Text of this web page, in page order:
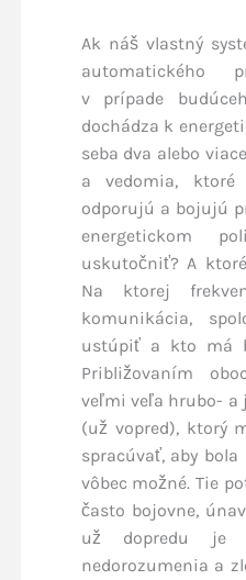
Ak náš vlastný
automatického
v prípade
dochádza k
seba dva alebo
a vedomia,
odporujú a bojujú
energetickom
uskutočniť? A
Na ktorej
komunikácia,
ustúpiť a kto má
Približovaním
veľmi veľa hrubo- a
(už vopred), ktorý
spracúvať, aby
vôbec možné. Tie
často bojovne,
už dopredu je
nedorozumenia a